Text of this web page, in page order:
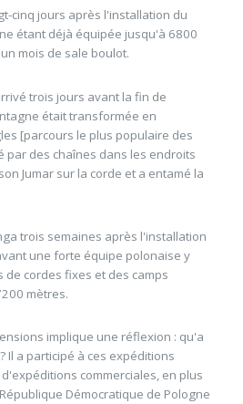
cinq jours après l'installation du
étant déjà équipée jusqu'à 6800
mois de sale boulot.
trois jours avant la fin de
était transformée en
[parcours le plus populaire des
par des chaînes dans les endroits
Jumar sur la corde et a entamé la
trois semaines après l'installation
une forte équipe polonaise y
cordes fixes et des camps
mètres.
implique une réflexion : qu'a
Il a participé à ces expéditions
commerciales, en plus
Démocratique de Pologne